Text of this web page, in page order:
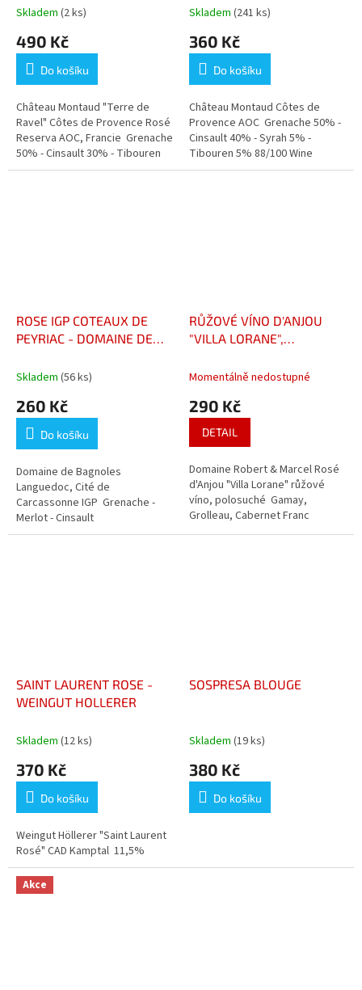
PROVENCE
Skladem (2 ks)
490 Kč
Do košíku
Château Montaud "Terre de
Ravel" Côtes de Provence Rosé
Reserva AOC, Francie Grenache
50% - Cinsault 30% - Tibouren
20% - Syrah 10%
Skladem (241 ks)
360 Kč
Do košíku
Château Montaud Côtes de
Provence AOC Grenache 50% -
Cinsault 40% - Syrah 5% -
Tibouren 5% 88/100 Wine
Enthusiast Stříbrná medaile
ROSE IGP COTEAUX DE
PEYRIAC - DOMAINE DE
Skladem (56 ks)
260 Kč
Do košíku
Domaine de Bagnoles
Languedoc, Cité de
Carcassonne IGP Grenache -
Merlot - Cinsault
RŮŽOVÉ VÍNO D'ANJOU
"VILLA LORANE",
ROBERT & MARCEL
Momentálně nedostupné
290 Kč
DETAIL
Domaine Robert & Marcel Rosé
d'Anjou "Villa Lorane" růžové
víno, polosuché Gamay,
Grolleau, Cabernet Franc
SAINT LAURENT ROSE -
WEINGUT HOLLERER
Skladem (12 ks)
370 Kč
Do košíku
Weingut Höllerer "Saint Laurent
Rosé" CAD Kamptal 11,5%
SOSPRESA BLOUGE
Skladem (19 ks)
380 Kč
Do košíku
Akce